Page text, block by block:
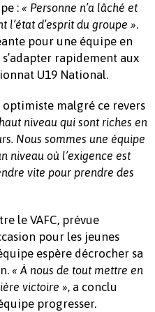
: « Personne n’a lâché et
l’état d’esprit du groupe ».
pour une équipe en
rapidement aux
U19 National.
optimiste malgré ce revers
niveau qui sont riches en
Nous sommes une équipe
niveau où l’exigence est
vite pour prendre des
le VAFC, prévue
pour les jeunes
espère décrocher sa
« À nous de tout mettre en
victoire », a conclu
progresser.